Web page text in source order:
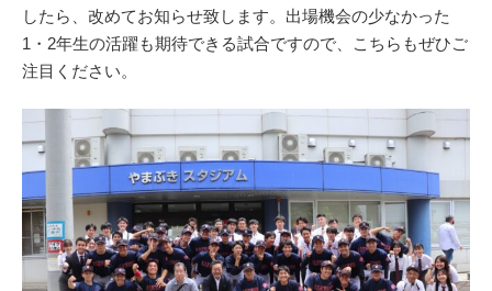
したら、改めてお知らせ致します。出場機会の少なかった
1・2年生の活躍も期待できる試合ですので、こちらもぜひご
注目ください。